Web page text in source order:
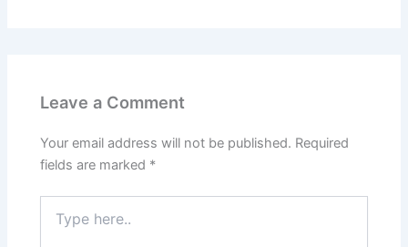
Leave a Comment
Your email address will not be published. Required
fields are marked *
here..